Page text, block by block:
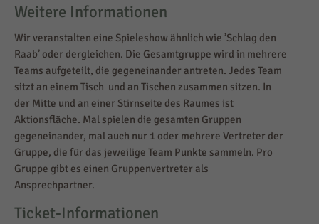
Weitere Informationen
Wir veranstalten eine Spieleshow ähnlich wie ’Schlag den
Raab’ oder dergleichen. Die Gesamtgruppe wird in mehrere
Teams aufgeteilt, die gegeneinander antreten. Jedes Team
sitzt an einem Tisch und an Tischen zusammen sitzen. In
der Mitte und an einer Stirnseite des Raumes ist
Aktionsfläche. Mal spielen die gesamten Gruppen
gegeneinander, mal auch nur 1 oder mehrere Vertreter der
Gruppe, die für das jeweilige Team Punkte sammeln. Pro
Gruppe gibt es einen Gruppenvertreter als
Ansprechpartner.
Ticket-Informationen